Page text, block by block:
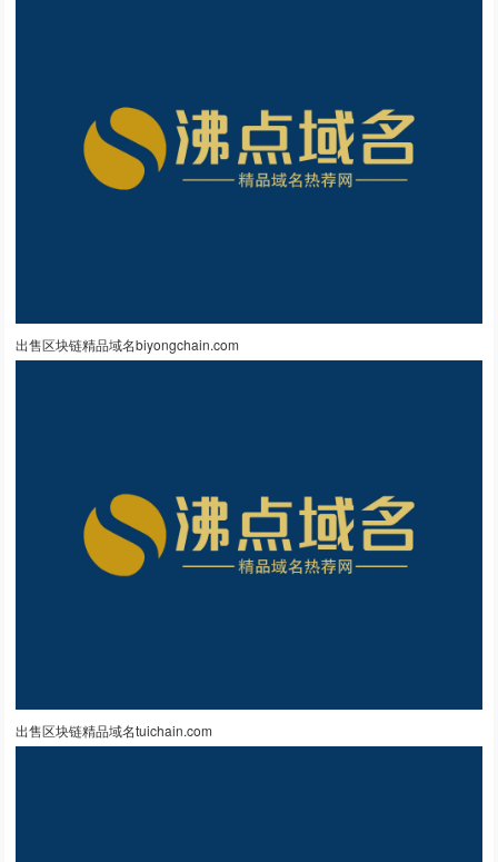
出售区块链精品域名biyongchain.com
出售区块链精品域名tuichain.com